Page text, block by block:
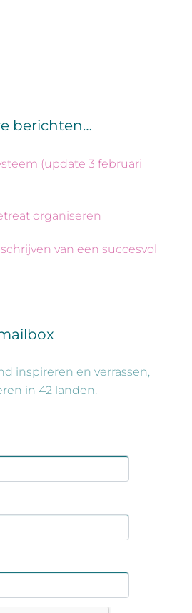
berichten…
(update 3 februari
organiseren
van een succesvol
inspireren en verrassen,
in 42 landen.